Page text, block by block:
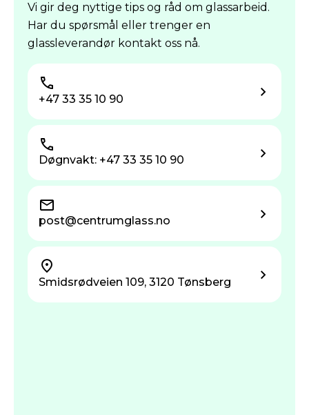
Vi gir deg nyttige tips og råd om glassarbeid.
Har du spørsmål eller trenger en
glassleverandør kontakt oss nå.
+47 33 35 10 90
Døgnvakt: +47 33 35 10 90
post@centrum­glass.no
Smidsrødveien 109, 3120 Tønsberg